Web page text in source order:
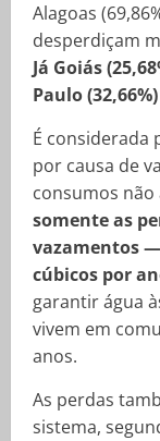
Alagoas
desperdiçam
Já Goiás
Paulo
É considerada
por causa de
consumos
somente as
vazamentos
cúbicos por
garantir água
vivem em
anos.
As perdas
sistema,